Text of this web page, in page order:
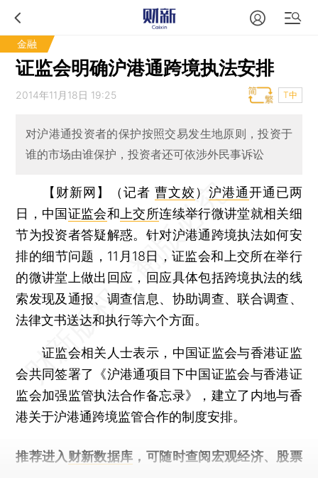
金融
证监会明确沪港通跨境执法安排
2014年11月18日 19:25 T中
对沪港通投资者的保护按照交易发生地原则，投资于
谁的市场由谁保护，投资者还可依涉外民事诉讼
【财新网】（记者 曹文姣） 沪港通开通已两
日，中国证监会和 上交所连续举行微讲堂就相关细
节为投资者答疑解惑。针对沪港通跨境执法如何安
排的细节问题，11月18日，证监会和上交所在举行
的微讲堂上做出回应，回应具体包括跨境执法的线
索发现及通报、调查信息、协助调查、联合调查、
法律文书送达和执行等六个方面。
证监会相关人士表示，中国证监会与香港证监
会共同签署了《沪港通项目下中国证监会与香港证
监会加强监管执法合作备忘录》，建立了内地与香
港关于沪港通跨境监管合作的制度安排。
推荐进入 财新数据库 ，可随时查阅宏观经济、股票